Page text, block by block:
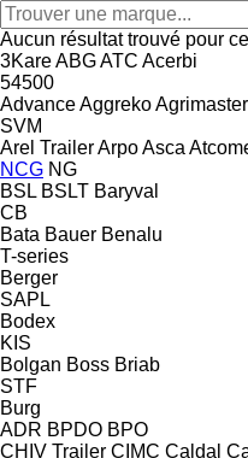
Aucun résultat trouvé pour
3KareABGATC Acerbi
54500
AdvanceAggrekoAgrimaster
SVM
Arel TrailerArpoAsca
NCG NG
BSL BSLT Baryval
CB
Bata Bauer Benalu
T-series
Berger
SAPL
Bodex
KIS
Bolgan Boss Briab
STF
Burg
ADR BPDO BPO
CHIV Trailer CIMC Caldal